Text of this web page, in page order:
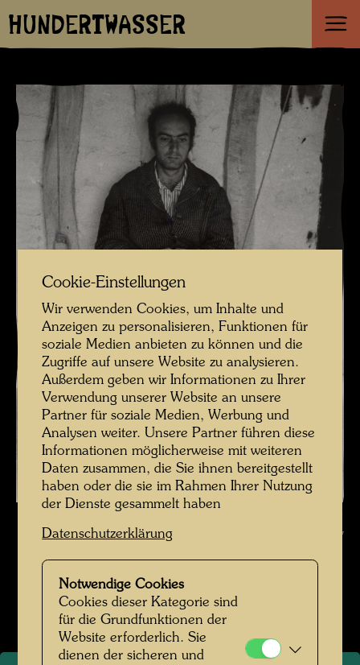
HUNDERTWASSER
Hundertwasser in La Picaudière , Fotograf: Jacques Sassier © Nachlass
Jacques Sassier / Hundertwasser Archiv
Bildergalerie öffnen
Cookie-Einstellungen
Wir verwenden Cookies, um Inhalte und
Anzeigen zu personalisieren, Funktionen für
soziale Medien anbieten zu können und die
Zugriffe auf unsere Website zu analysieren.
Außerdem geben wir Informationen zu Ihrer
Verwendung unserer Website an unsere
Partner für soziale Medien, Werbung und
Analysen weiter. Unsere Partner führen diese
Informationen möglicherweise mit weiteren
Daten zusammen, die Sie ihnen bereitgestellt
haben oder die sie im Rahmen Ihrer Nutzung
der Dienste gesammelt haben
Datenschutzerklärung
Notwendige Cookies
Cookies dieser Kategorie sind
für die Grundfunktionen der
Website erforderlich. Sie
dienen der sicheren und